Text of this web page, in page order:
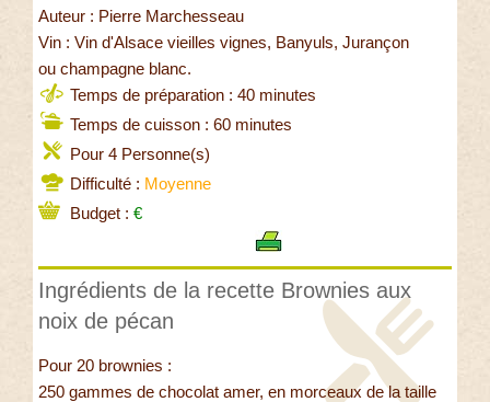
Auteur : Pierre Marchesseau
Vin : Vin d'Alsace vieilles vignes, Banyuls, Jurançon
ou champagne blanc.
Temps de préparation : 40 minutes
Temps de cuisson : 60 minutes
Pour 4 Personne(s)
Difficulté : Moyenne
Budget : €
Ingrédients de la recette Brownies aux
noix de pécan
Pour 20 brownies :
250 gammes de chocolat amer, en morceaux de la taille